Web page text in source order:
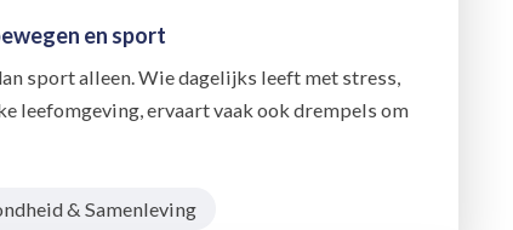
en sport
sport alleen. Wie dagelijks leeft met stress,
leefomgeving, ervaart vaak ook drempels om
& Samenleving